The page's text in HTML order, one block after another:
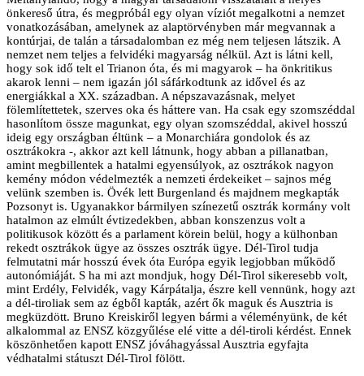
önkereső útra, és megpróbál egy olyan víziót megalkotni a nemzet
vonatkozásában, amelynek az alaptörvényben már megvannak a
kontúrjai, de talán a társadalomban ez még nem teljesen látszik. A
nemzet nem teljes a felvidéki magyarság nélkül. Azt is látni kell,
hogy sok idő telt el Trianon óta, és mi magyarok – ha önkritikus
akarok lenni – nem igazán jól sáfárkodtunk az idővel és az
energiákkal a XX. században. A népszavazásnak, melyet
fölemlítettetek, szerves oka és háttere van. Ha csak egy szomszéddal
hasonlítom össze magunkat, egy olyan szomszéddal, akivel hosszú
ideig egy országban éltünk – a Monarchiára gondolok és az
osztrákokra -, akkor azt kell látnunk, hogy abban a pillanatban,
amint megbillentek a hatalmi egyensúlyok, az osztrákok nagyon
kemény módon védelmezték a nemzeti érdekeiket – sajnos még
velünk szemben is. Övék lett Burgenland és majdnem megkapták
Pozsonyt is. Ugyanakkor bármilyen színezetű osztrák kormány volt
hatalmon az elmúlt évtizedekben, abban konszenzus volt a
politikusok között és a parlament körein belül, hogy a külhonban
rekedt osztrákok ügye az összes osztrák ügye. Dél-Tirol tudja
felmutatni már hosszú évek óta Európa egyik legjobban működő
autonómiáját. S ha mi azt mondjuk, hogy Dél-Tirol sikeresebb volt,
mint Erdély, Felvidék, vagy Kárpátalja, észre kell vennünk, hogy azt
a dél-tiroliak sem az égből kapták, azért ők maguk és Ausztria is
megküzdött. Bruno Kreiskiről legyen bármi a véleményünk, de két
alkalommal az ENSZ közgyűlése elé vitte a dél-tiroli kérdést. Ennek
köszönhetően kapott ENSZ jóváhagyással Ausztria egyfajta
védhatalmi státuszt Dél-Tirol fölött.